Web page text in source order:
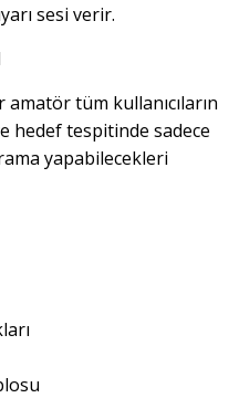
sesi verir.
tüm kullanıcıların
hedef tespitinde sadece
yapabilecekleri